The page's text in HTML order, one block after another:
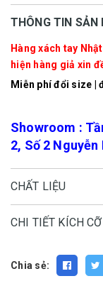
THÔNG TIN SẢN
Hàng xách tay
hiện hàng giả xin
Miễn phí đổi size |
Showroom :
2, Số 2
CHẤT LIỆU
CHI TIẾT KÍCH CỠ
Chia sẻ: